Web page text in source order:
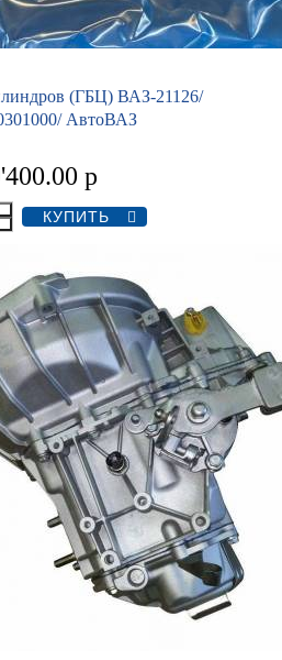
(ГБЦ) ВАЗ-21126/
АвтоВАЗ
р